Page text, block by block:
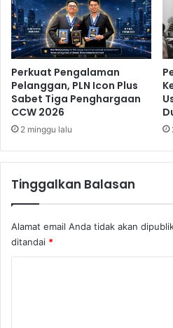
e
-
K
T
P
,
I
L
U
I
S
r
a
s
P
u
l
a
u
B
u
r
Perkuat Pengalaman
Pelanggan, PLN Icon Plus
Sabet Tiga Penghargaan
CCW 2026
2 minggu lalu
Tinggalkan Balasan
Alamat email Anda tidak akan
ditandai *